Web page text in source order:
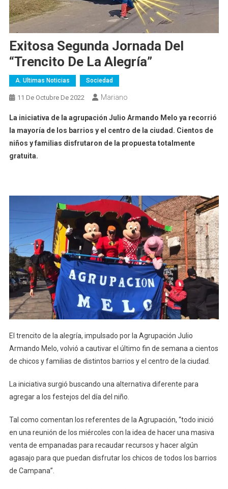
Exitosa Segunda Jornada Del
“Trencito De La Alegría”
A. Ultimas Noticias Sociedad
11 De Octubre De 2022 Mariano
La iniciativa de la agrupación Julio Armando Melo ya recorrió
la mayoría de los barrios y el centro de la ciudad. Cientos de
niños y familias disfrutaron de la propuesta totalmente
gratuita.
El trencito de la alegría, impulsado por la Agrupación Julio
Armando Melo, volvió a cautivar el último fin de semana a cientos
de chicos y familias de distintos barrios y el centro de la ciudad.
La iniciativa surgió buscando una alternativa diferente para
agregar a los festejos del día del niño.
Tal como comentan los referentes de la Agrupación, “todo inició
en una reunión de los miércoles con la idea de hacer una masiva
venta de empanadas para recaudar recursos y hacer algún
agasajo para que puedan disfrutar los chicos de todos los barrios
de Campana”.